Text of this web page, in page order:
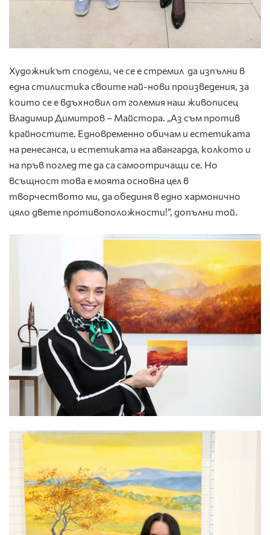
Художникът сподели, че се е стремил да изпълни в
една стилистика своите най-нови произведения, за
които се е вдъхновил от големия наш живописец
Владимир Димитров – Майстора. „Аз съм против
крайностите. Едновременно обичам и естетиката
на ренесанса, и естетиката на авангарда, колкото и
на пръв поглед те да са самоотричащи се. Но
всъщност това е моята основна цел в
творчеството ми, да обединя в едно хармонично
цяло двете противоположности!“, допълни той.